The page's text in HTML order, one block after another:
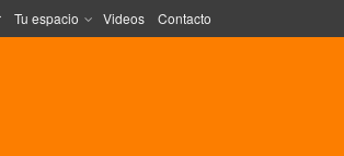
Tu espacio Videos Contacto